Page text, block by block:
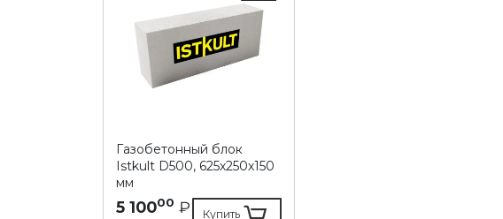
Газобетонный блок
Istkult D500, 625х250х150
мм
5 10000 ₽ Купить